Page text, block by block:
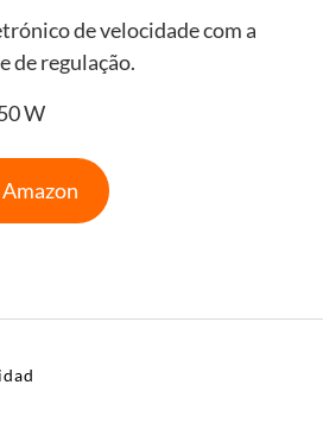
de velocidade com a
de regulação.
W